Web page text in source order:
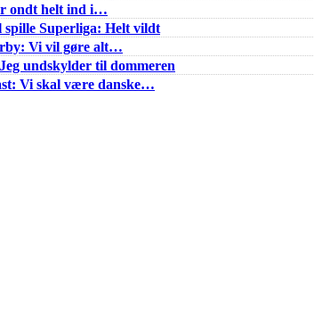
ondt helt ind i…
spille Superliga: Helt vildt
Vi vil gøre alt…
undskylder til dommeren
Vi skal være danske…